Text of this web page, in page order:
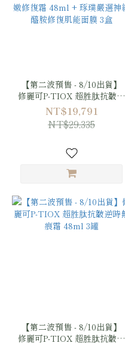
【第二波預售 - 8/10出貨】
修麗可P-TIOX 超胜肽抗皺逆
時無痕霜 48ml + AGE普拉
斯鏈活膚緊緻霜 48ml +
2:4:2 三重潤澤彈嫩修復霜
復肌能面膜 3盒
NT$19,791
NT$29,335
【第二波預售 - 8/10出貨】
修麗可P-TIOX 超胜肽抗皺逆